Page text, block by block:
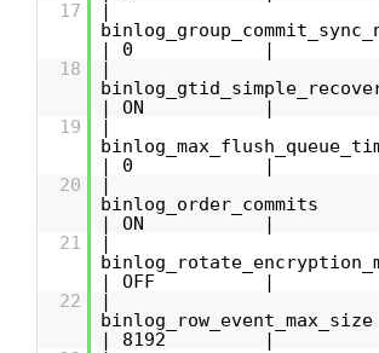
17
|
| 0 |
18
|
| ON |
19
|
| 0 |
20
|
| ON |
21
|
| OFF |
22
|
| 8192 |